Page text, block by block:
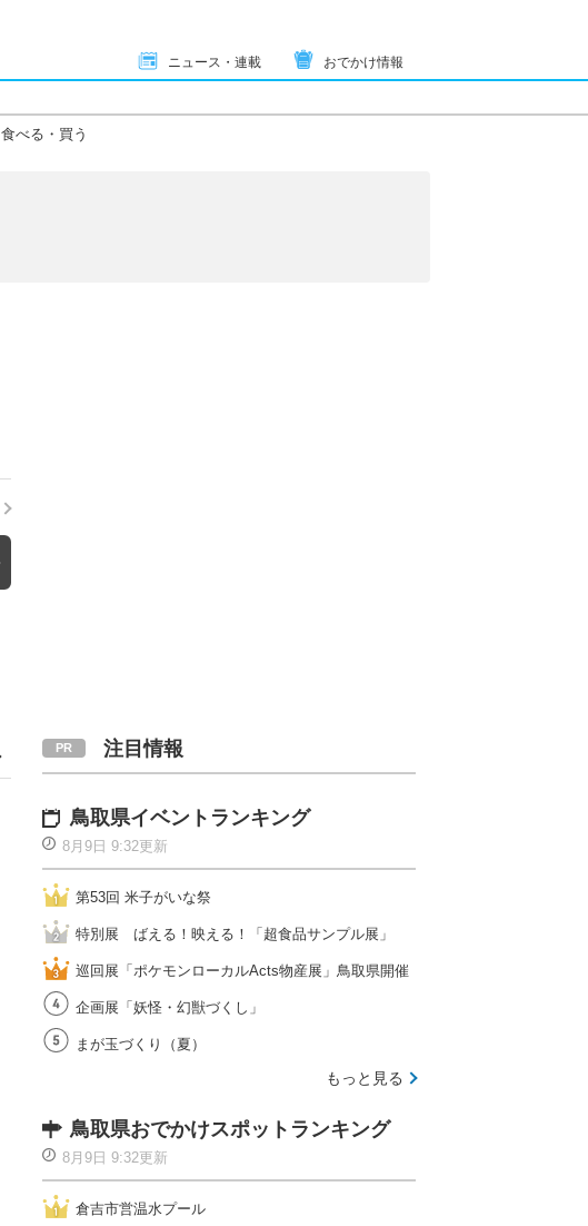
ニュース・連載 おでかけ情報
食べる・買う
注目情報
鳥取県イベントランキング
8月9日 9:32更新
第53回 米子がいな祭
特別展 ばえる！映える！「超食品サンプル展」
巡回展「ポケモンローカルActs物産展」鳥取県開催
企画展「妖怪・幻獣づくし」
まが玉づくり（夏）
もっと見る
鳥取県おでかけスポットランキング
8月9日 9:32更新
倉吉市営温水プール